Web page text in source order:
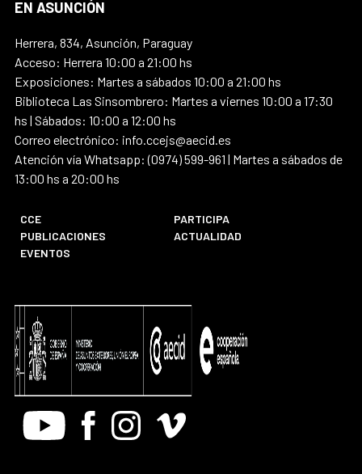
EN ASUNCIÓN
Herrera, 834, Asunción, Paraguay
Acceso: Herrera 10:00 a 21:00 hs
Exposiciones: Martes a sábados 10:00 a 21:00 hs
Biblioteca Las Sinsombrero: Martes a viernes 10:00 a 17:30
hs | Sábados: 10:00 a 12:00 hs
Correo electrónico: info.ccejs@aecid.es
Atención vía Whatsapp: (0974) 599-961 | Martes a sábados de
13:00 hs a 20:00 hs
CCE
PARTICIPA
PUBLICACIONES
ACTUALIDAD
EVENTOS
Youtube FacebookInstagram
Vimeo